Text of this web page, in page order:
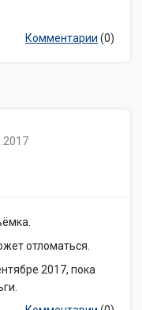
Комментарии (0)
отломаться.
2017, пока